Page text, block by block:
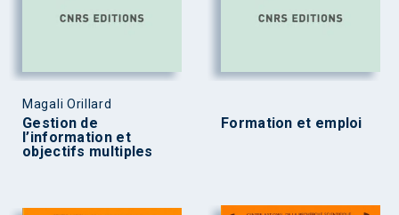
Magali Orillard
Gestion de
l’information et
objectifs multiples
Formation et emploi